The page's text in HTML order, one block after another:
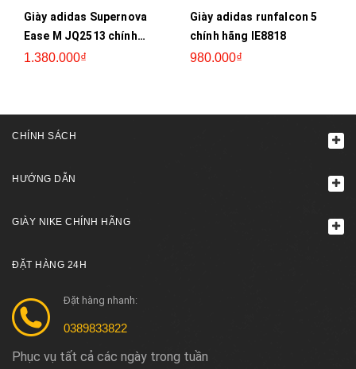
Giày adidas Supernova
Ease M JQ2513 chính
hãng
1.380.000₫
Giày adidas runfalcon 5
chính hãng IE8818
980.000₫
CHÍNH SÁCH
HƯỚNG DẪN
GIÀY NIKE CHÍNH HÃNG
ĐẶT HÀNG 24H
Đặt hàng nhanh:
0389833822
Phục vụ tất cả các ngày trong tuần